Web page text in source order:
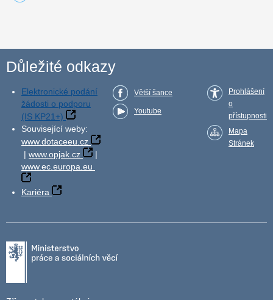
Důležité odkazy
Elektronické podání
žádosti o podporu
(IS KP21+)
Související weby:
www.dotaceeu.cz
| www.opjak.cz
|
www.ec.europa.eu
Kariéra
Větší šance
Youtube
Prohlášení
o
přístupnosti
Mapa
Stránek